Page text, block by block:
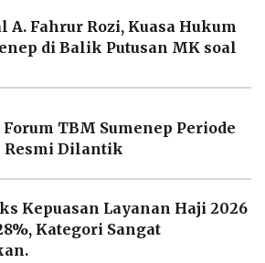
A. Fahrur Rozi, Kuasa Hukum
di Balik Putusan MK soal
TBM Sumenep Periode
Resmi Dilantik
Kepuasan Layanan Haji 2026
Kategori Sangat